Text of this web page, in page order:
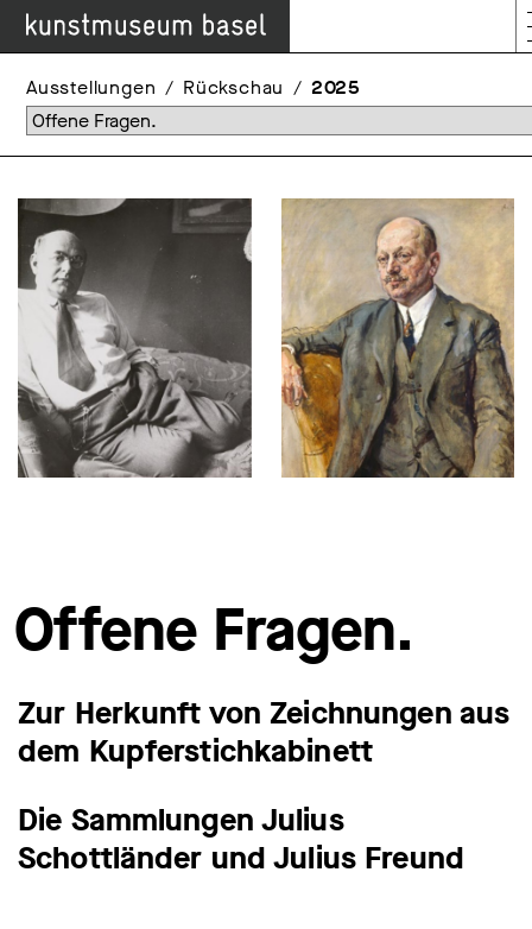
Ausstellungen Rückschau 2025
Offene Fragen.
Zur Herkunft von Zeichnungen aus
dem Kupferstichkabinett
Die Sammlungen Julius
Schottländer und Julius Freund